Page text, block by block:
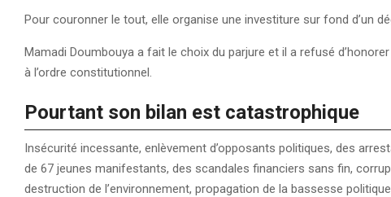
Pour couronner le tout, elle organise une investiture sur fond d’un
Mamadi Doumbouya a fait le choix du parjure et il a refusé
à l’ordre constitutionnel.
Pourtant son bilan est catastrophique
Insécurité incessante, enlèvement d’opposants politiques, des
de 67 jeunes manifestants, des scandales financiers sans fin,
destruction de l’environnement, propagation de la bassesse